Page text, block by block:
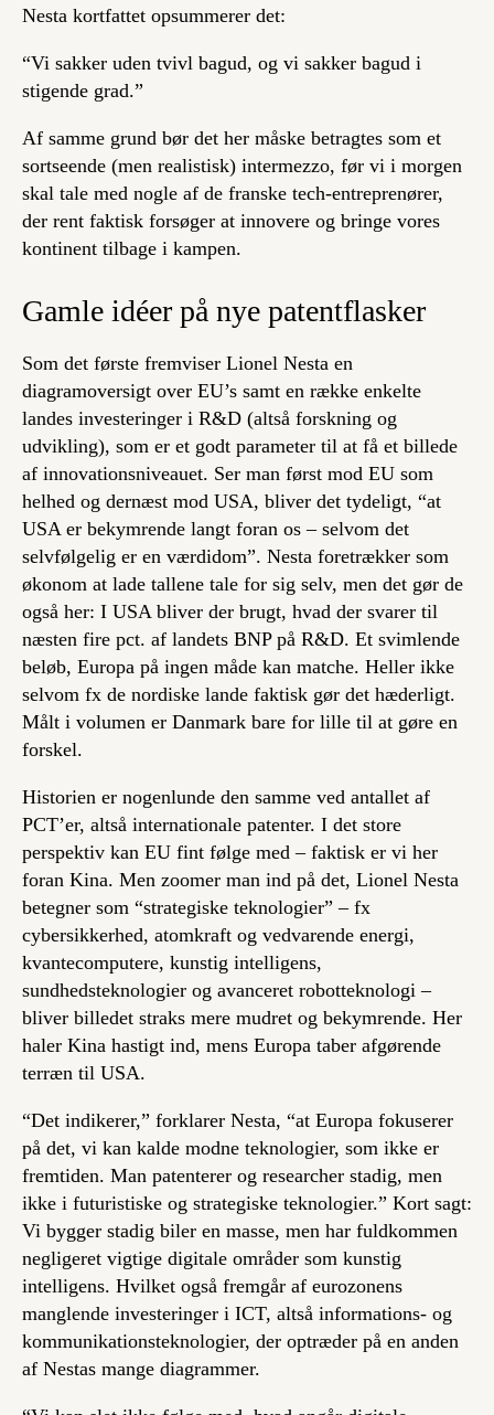
Nesta kortfattet opsummerer det:
“Vi sakker uden tvivl bagud, og vi sakker bagud i
stigende grad.”
Af samme grund bør det her måske betragtes som et
sortseende (men realistisk) intermezzo, før vi i morgen
skal tale med nogle af de franske tech-entreprenører,
der rent faktisk forsøger at innovere og bringe vores
kontinent tilbage i kampen.
Gamle idéer på nye patentflasker
Som det første fremviser Lionel Nesta en
diagramoversigt over EU’s samt en række enkelte
landes investeringer i R&D (altså forskning og
udvikling), som er et godt parameter til at få et billede
af innovationsniveauet. Ser man først mod EU som
helhed og dernæst mod USA, bliver det tydeligt, “at
USA er bekymrende langt foran os – selvom det
selvfølgelig er en værdidom”. Nesta foretrækker som
økonom at lade tallene tale for sig selv, men det gør de
også her: I USA bliver der brugt, hvad der svarer til
næsten fire pct. af landets BNP på R&D. Et svimlende
beløb, Europa på ingen måde kan matche. Heller ikke
selvom fx de nordiske lande faktisk gør det hæderligt.
Målt i volumen er Danmark bare for lille til at gøre en
forskel.
Historien er nogenlunde den samme ved antallet af
PCT’er, altså internationale patenter. I det store
perspektiv kan EU fint følge med – faktisk er vi her
foran Kina. Men zoomer man ind på det, Lionel Nesta
betegner som “strategiske teknologier” – fx
cybersikkerhed, atomkraft og vedvarende energi,
kvantecomputere, kunstig intelligens,
sundhedsteknologier og avanceret robotteknologi –
bliver billedet straks mere mudret og bekymrende. Her
haler Kina hastigt ind, mens Europa taber afgørende
terræn til USA.
“Det indikerer,” forklarer Nesta, “at Europa fokuserer
på det, vi kan kalde modne teknologier, som ikke er
fremtiden. Man patenterer og researcher stadig, men
ikke i futuristiske og strategiske teknologier.” Kort sagt:
Vi bygger stadig biler en masse, men har fuldkommen
negligeret vigtige digitale områder som kunstig
intelligens. Hvilket også fremgår af eurozonens
manglende investeringer i ICT, altså informations- og
kommunikationsteknologier, der optræder på en anden
af Nestas mange diagrammer.